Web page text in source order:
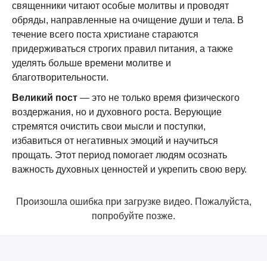
священники читают особые молитвы и проводят
обряды, направленные на очищение души и тела. В
течение всего поста христиане стараются
придерживаться строгих правил питания, а также
уделять больше времени молитве и
благотворительности.
Великий пост — это не только время физического
воздержания, но и духовного роста. Верующие
стремятся очистить свои мысли и поступки,
избавиться от негативных эмоций и научиться
прощать. Этот период помогает людям осознать
важность духовных ценностей и укрепить свою веру.
Произошла ошибка при загрузке видео. Пожалуйста,
попробуйте позже.